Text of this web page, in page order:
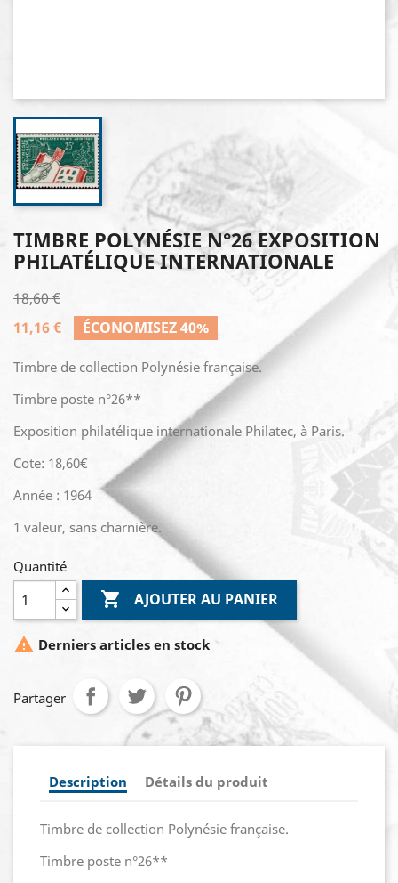
TIMBRE POLYNÉSIE N°26 EXPOSITION
PHILATÉLIQUE INTERNATIONALE
18,60 €
11,16 €
ÉCONOMISEZ 40%
Timbre de collection Polynésie française.
Timbre poste n°26**
Exposition philatélique internationale Philatec, à Paris.
Cote: 18,60€
Année : 1964
1 valeur, sans charnière.
Quantité
 AJOUTER AU PANIER
 Derniers articles en stock
Partager
Description Détails du produit
Timbre de collection Polynésie française.
Timbre poste n°26**